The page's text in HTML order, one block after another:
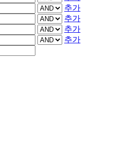
추가
추가
추가
추가